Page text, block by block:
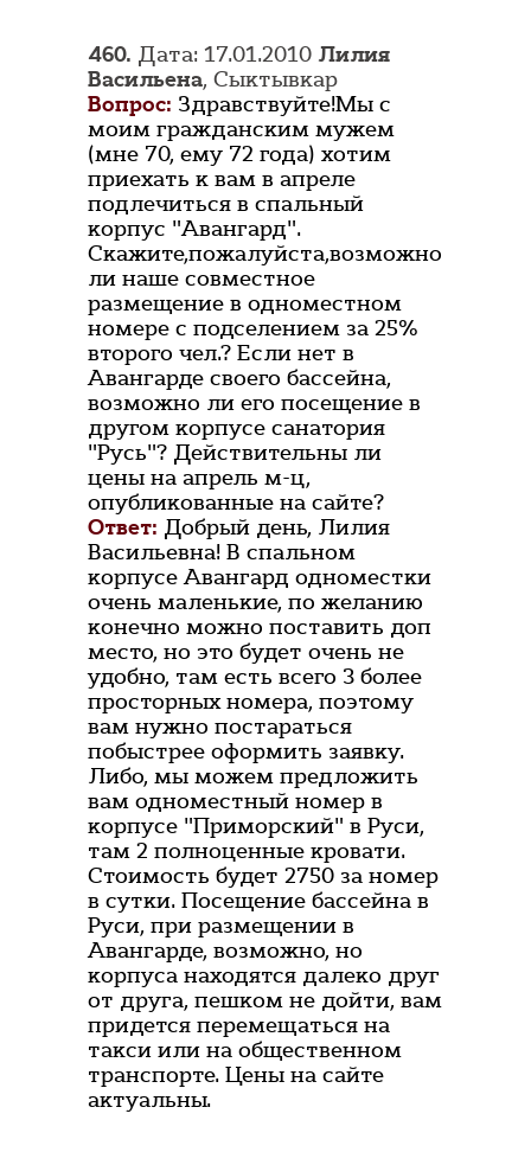
460. Дата: 17.01.2010 Лилия
Васильена, Сыктывкар
Вопрос: Здравствуйте!Мы с
моим гражданским мужем
(мне 70, ему 72 года) хотим
приехать к вам в апреле
подлечиться в спальный
корпус "Авангард".
Скажите,пожалуйста,возможно
ли наше совместное
размещение в одноместном
номере с подселением за 25%
второго чел.? Если нет в
Авангарде своего бассейна,
возможно ли его посещение в
другом корпусе санатория
"Русь"? Действительны ли
цены на апрель м-ц,
опубликованные на сайте?
Ответ: Добрый день, Лилия
Васильевна! В спальном
корпусе Авангард одноместки
очень маленькие, по желанию
конечно можно поставить доп
место, но это будет очень не
удобно, там есть всего 3 более
просторных номера, поэтому
вам нужно постараться
побыстрее оформить заявку.
Либо, мы можем предложить
вам одноместный номер в
корпусе "Приморский" в Руси,
там 2 полноценные кровати.
Стоимость будет 2750 за номер
в сутки. Посещение бассейна в
Руси, при размещении в
Авангарде, возможно, но
корпуса находятся далеко друг
от друга, пешком не дойти, вам
придется перемещаться на
такси или на общественном
транспорте. Цены на сайте
актуальны.